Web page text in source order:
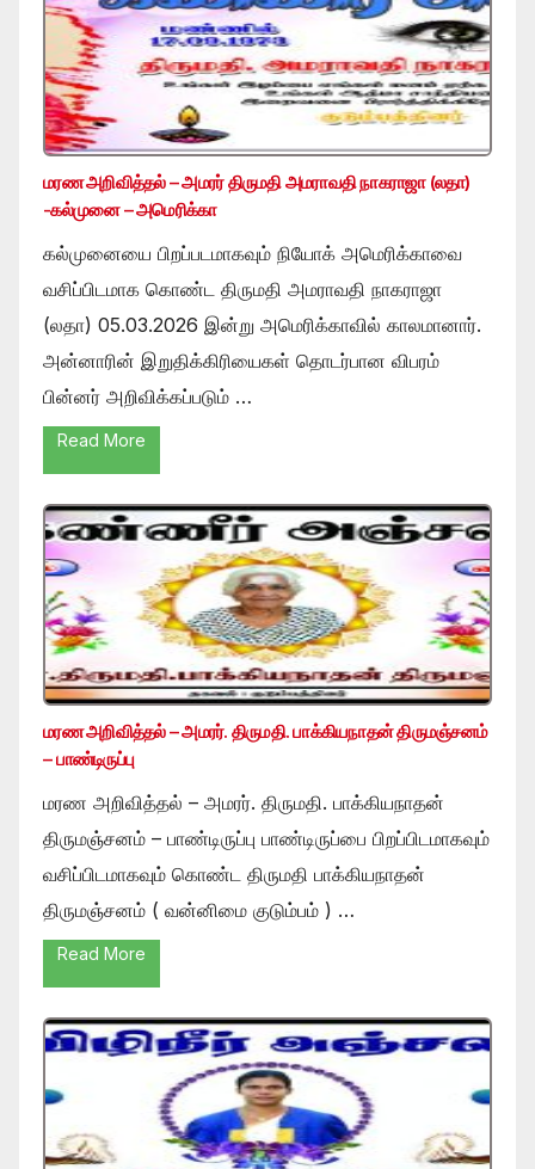
மரண அறிவித்தல் – அமரர் திருமதி அமராவதி நாகராஜா (லதா)
-கல்முனை – அமெரிக்கா
கல்முனையை பிறப்படமாகவும் நியோக் அமெரிக்காவை
வசிப்பிடமாக கொண்ட திருமதி அமராவதி நாகராஜா
(லதா) 05.03.2026 இன்று அமெரிக்காவில் காலமானார்.
அன்னாரின் இறுதிக்கிரியைகள் தொடர்பான விபரம்
பின்னர் அறிவிக்கப்படும் …
Read More
மரண அறிவித்தல் – அமரர். திருமதி. பாக்கியநாதன் திருமஞ்சனம்
– பாண்டிருப்பு
மரண அறிவித்தல் – அமரர். திருமதி. பாக்கியநாதன்
திருமஞ்சனம் – பாண்டிருப்பு பாண்டிருப்பை பிறப்பிடமாகவும்
வசிப்பிடமாகவும் கொண்ட திருமதி பாக்கியநாதன்
திருமஞ்சனம் ( வன்னிமை குடும்பம் ) …
Read More